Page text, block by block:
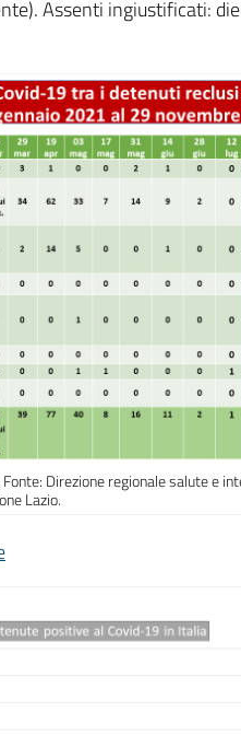
Assenti ingiustificati:
Direzione regionale salute e
Lazio.